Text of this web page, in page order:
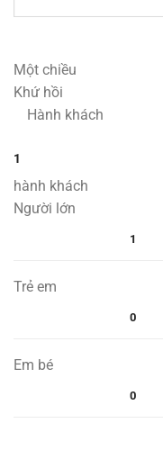
Một chiều
Khứ hồi
Hành khách
1
hành khách
Người lớn
1
Trẻ em
0
Em bé
0